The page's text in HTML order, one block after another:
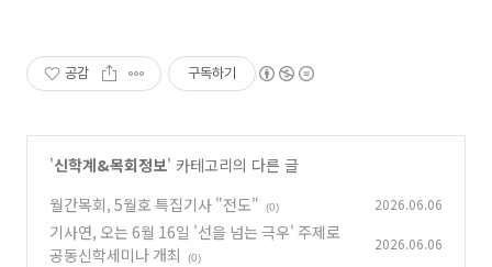
공감 구독하기
'신학계&목회정보' 카테고리의 다른 글
월간목회, 5월호 특집기사 "전도"
(0) 2026.06.06
기사연, 오는 6월 16일 '선을 넘는 극우' 주제로
공동신학세미나 개최
(0)
2026.06.06